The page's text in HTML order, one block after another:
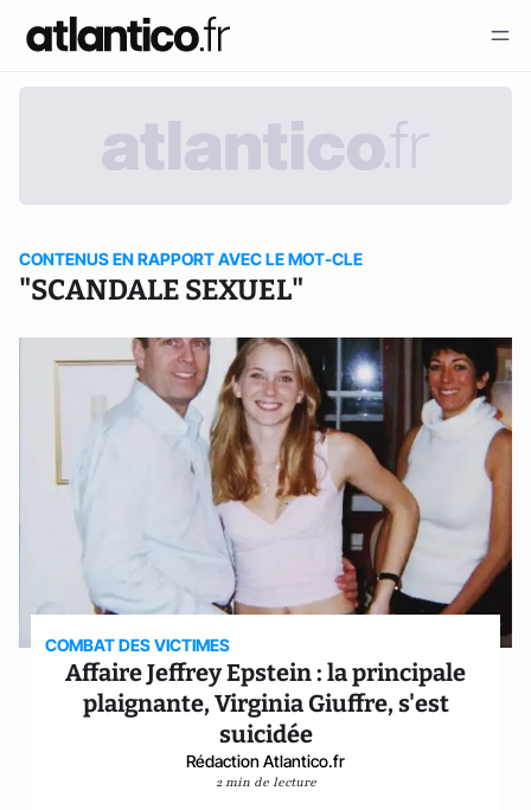
CONTENUS EN RAPPORT AVEC LE MOT-CLE
"SCANDALE SEXUEL"
COMBAT DES VICTIMES
Affaire Jeffrey Epstein : la principale
plaignante, Virginia Giuffre, s'est
suicidée
Rédaction Atlantico.fr
2 min de lecture